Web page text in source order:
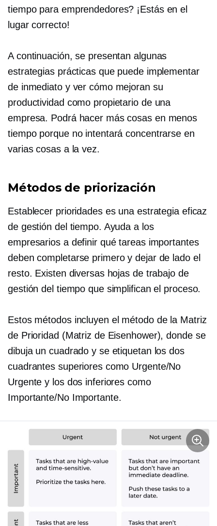
tiempo para emprendedores? ¡Estás en el
lugar correcto!
A continuación, se presentan algunas
estrategias prácticas que puede implementar
de inmediato y ver cómo mejoran su
productividad como propietario de una
empresa. Podrá hacer más cosas en menos
tiempo porque no intentará concentrarse en
varias cosas a la vez.
Métodos de priorización
Establecer prioridades es una estrategia eficaz
de gestión del tiempo. Ayuda a los
empresarios a definir qué tareas importantes
deben completarse primero y dejar de lado el
resto. Existen diversas hojas de trabajo de
gestión del tiempo que simplifican el proceso.
Estos métodos incluyen el método de la Matriz
de Prioridad (Matriz de Eisenhower), donde se
dibuja un cuadrado y se etiquetan los dos
cuadrantes superiores como Urgente/No
Urgente y los dos inferiores como
Importante/No Importante.